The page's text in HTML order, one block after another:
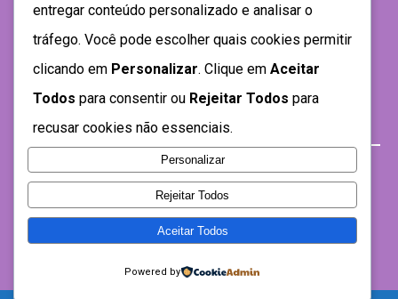
entregar conteúdo personalizado e analisar o
tráfego. Você pode escolher quais cookies permitir
clicando em Personalizar. Clique em Aceitar
Todos para consentir ou Rejeitar Todos para
recusar cookies não essenciais.
Personalizar
Rejeitar Todos
Aceitar Todos
Powered by